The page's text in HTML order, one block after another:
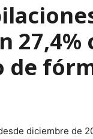
27,4%
de
diciembre de